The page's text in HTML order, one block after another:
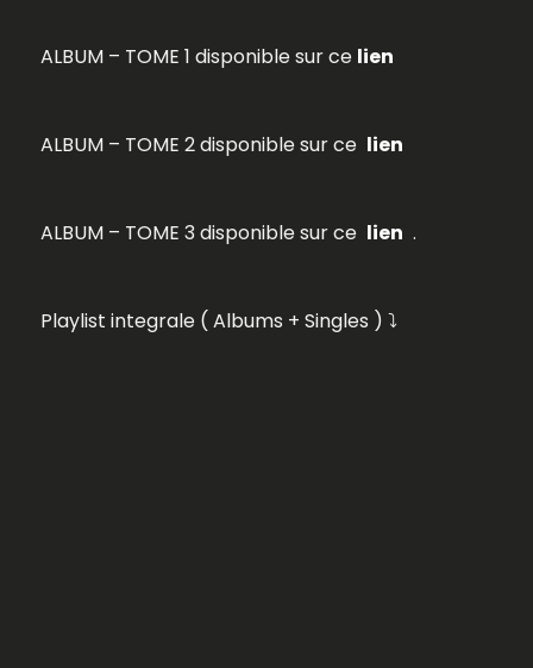
ALBUM – TOME 1 disponible sur ce lien
ALBUM – TOME 2 disponible sur ce lien
ALBUM – TOME 3 disponible sur ce lien .
Playlist integrale ( Albums + Singles ) ⤵️